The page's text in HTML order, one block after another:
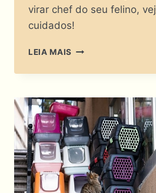
virar chef do seu felino,
cuidados!
LEIA MAIS ALIMENTAÇÃO
PARA
MODA
CONSCIENTE
OU
CILADA
FELINA?